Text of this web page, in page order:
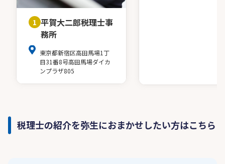
1 平賀大二郎税理士事
務所
東京都新宿区高田馬場1丁
目31番8号高田馬場ダイカ
ンプラザ805
税理士の紹介を弥生におまかせしたい方はこちら